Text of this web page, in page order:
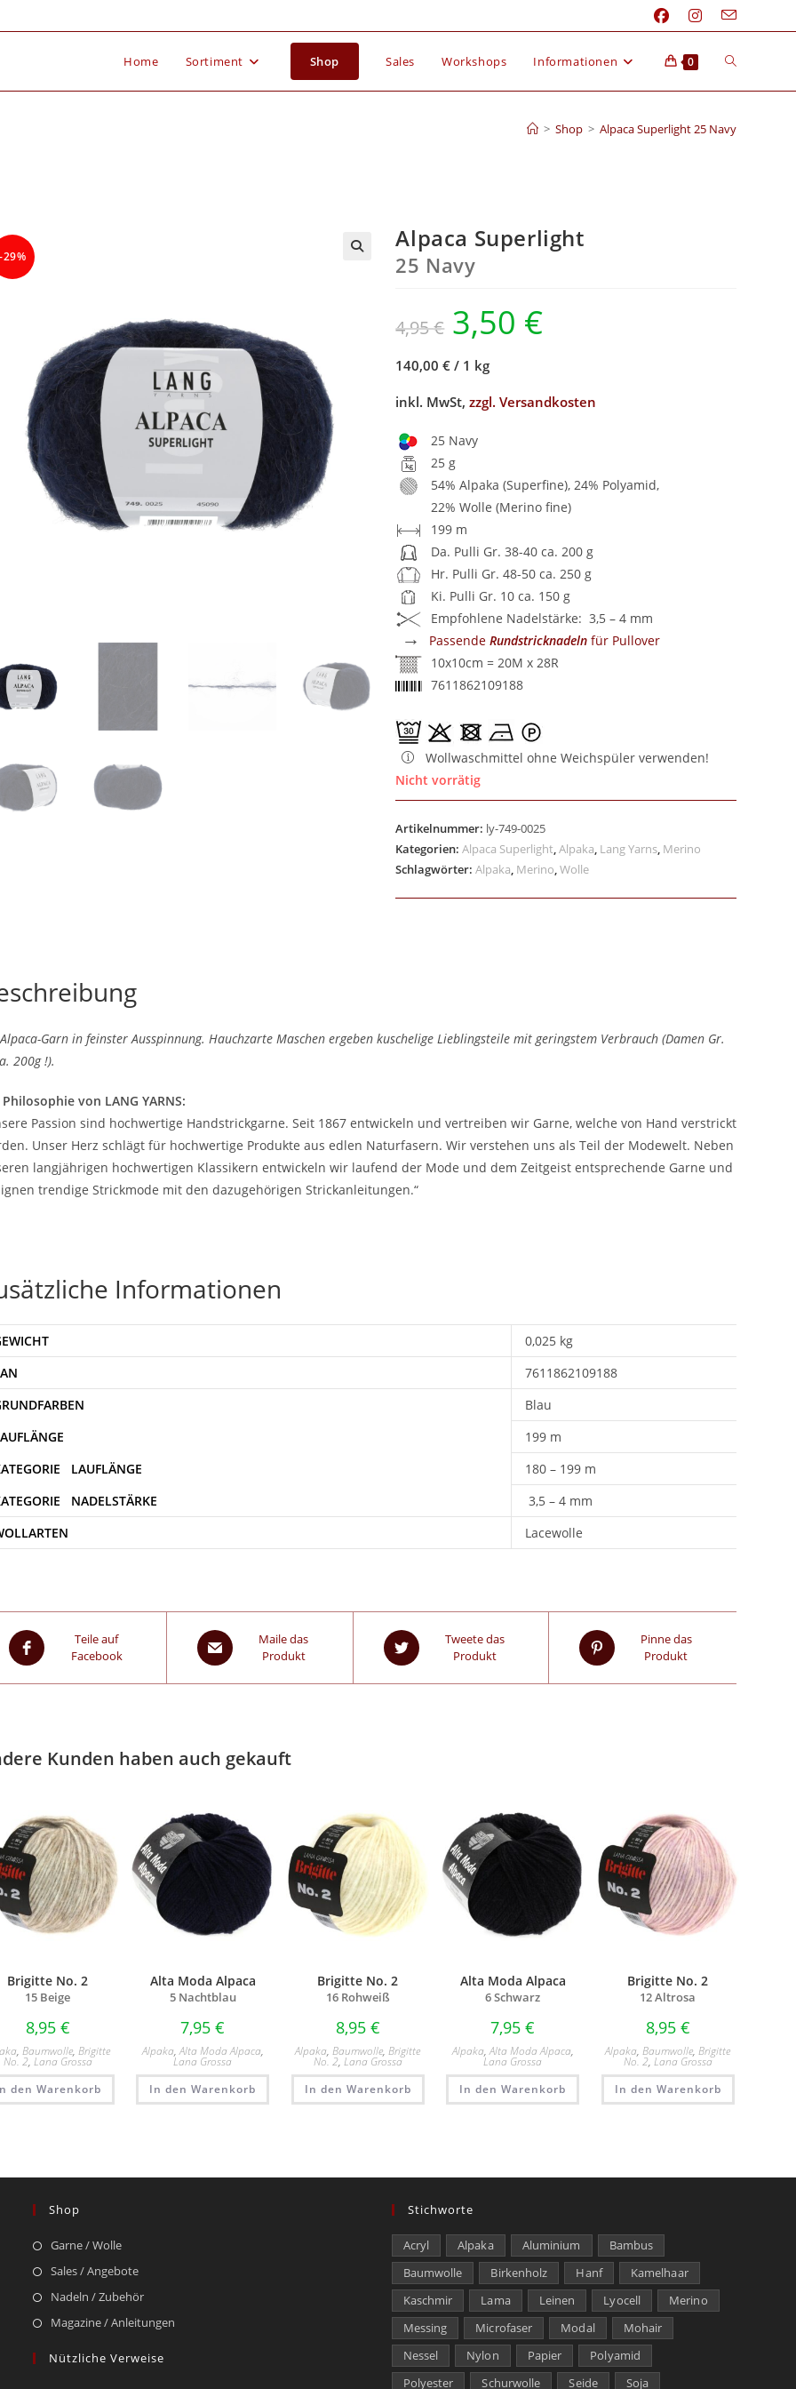
Home Sortiment Shop Sales Workshops Informationen 0
> Shop > Alpaca Superlight 25 Navy
-29%
Alpaca Superlight
25 Navy
4,95€ 3,50 €
140,00 € / 1 kg
inkl. MwSt,zzgl. Versandkosten
25 Navy
25 g
54% Alpaka (Superfine), 24% Polyamid,
22% Wolle (Merino fine)
199 m
Da. Pulli Gr. 38-40 ca. 200 g
Hr. Pulli Gr. 48-50 ca. 250 g
Ki. Pulli Gr. 10 ca. 150 g
Empfohlene Nadelstärke: 3,5 – 4 mm
→ PassendeRundstricknadeln für Pullover
10x10cm = 20M x 28R
7611862109188
Wollwaschmittel ohne Weichspüler verwenden!
Nicht vorrätig
Artikelnummer: ly-749-0025
Kategorien:Alpaca Superlight,Alpaka, Lang Yarns, Merino
Schlagwörter:Alpaka, Merino,Wolle
Garn in feinster Ausspinnung. Hauchzarte Maschen ergeben kuschelige Lieblingsteile mit geringstem Verbrauch (Damen Gr.
200g !).
von LANG YARNS:
Passion sind hochwertige Handstrickgarne. Seit 1867 entwickeln und vertreiben wir Garne, welche von Hand verstrickt
Unser Herz schlägt für hochwertige Produkte aus edlen Naturfasern. Wir verstehen uns als Teil der Modewelt. Neben
langjährigen hochwertigen Klassikern entwickeln wir laufend der Mode und dem Zeitgeist entsprechende Garne und
trendige Strickmode mit den dazugehörigen Strickanleitungen.“
Informationen
0,025 kg
7611862109188
Blau
199 m
180 – 199 m
3,5 – 4 mm
Lacewolle
Teile auf
Facebook
Maile das
Produkt
Tweete das
Produkt
Pinne das
Produkt
Kunden haben auch gekauft
Brigitte No. 2
15 Beige
8,95 €
,Baumwolle,Brigitte
No. 2, Lana Grossa
den Warenkorb
Alta Moda Alpaca
5 Nachtblau
7,95€
Alpaka,Alta Moda Alpaca,
Lana Grossa
In den Warenkorb
Brigitte No. 2
16 Rohweiß
8,95 €
Alpaka,Baumwolle,Brigitte
No. 2, Lana Grossa
In den Warenkorb
Alta Moda Alpaca
6 Schwarz
7,95€
Alpaka,Alta Moda Alpaca,
Lana Grossa
In den Warenkorb
Brigitte No. 2
12 Altrosa
8,95 €
Alpaka,Baumwolle,Brigitte
No. 2, Lana Grossa
In den Warenkorb
Shop
Garne / Wolle
Sales / Angebote
Nadeln / Zubehör
Magazine / Anleitungen
Nützliche Verweise
Stichworte
Acryl Alpaka Aluminium
Bambus
Baumwolle
Birkenholz Hanf
Kamelhaar
Kaschmir
Lama Leinen Lyocell
Merino
Messing
Microfaser Modal
Mohair
Nessel
Nylon Papier
Polyamid
Polyester
Schurwolle Seide Soja